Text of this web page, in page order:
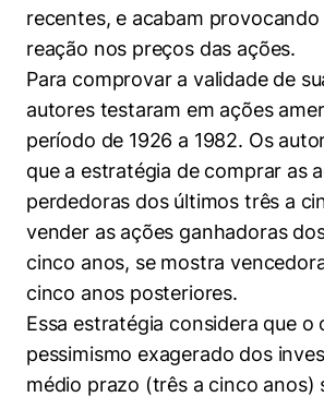
recentes, e acabam
reação nos preços das ações.
Para comprovar a validade de
autores testaram em ações
período de 1926 a 1982. Os
que a estratégia de comprar as
perdedoras dos últimos três a
vender as ações ganhadoras
cinco anos, se mostra
cinco anos posteriores.
Essa estratégia considera que o
pessimismo exagerado dos
médio prazo (três a cinco anos)